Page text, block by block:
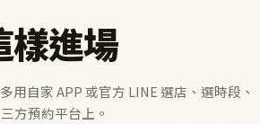
樣進場
自家 APP 或官方 LINE 選店、選時段、
方預約平台上。